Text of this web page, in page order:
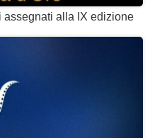
assegnati alla IX edizione